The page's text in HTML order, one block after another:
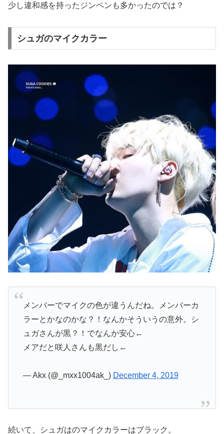
少し違和感を持ったジンペンも多かったのでは？
シュガのマイクカラー
メンバーでマイクの色が違うんだね。メンバーカ
ラーとかなのかな？！なんかそういうの意外。シ
ュガさんが黒？！でなんか安心←
メアだと咲人さんも黒だし←
— Akx (@_mxx1004ak_) December 4, 2019
続いて、シュガはのマイクカラーはブラック。